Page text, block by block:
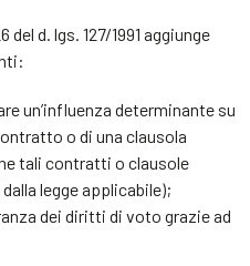
d. lgs. 127/1991 aggiunge
un’influenza determinante su
o di una clausola
tali contratti o clausole
legge applicabile);
dei diritti di voto grazie ad